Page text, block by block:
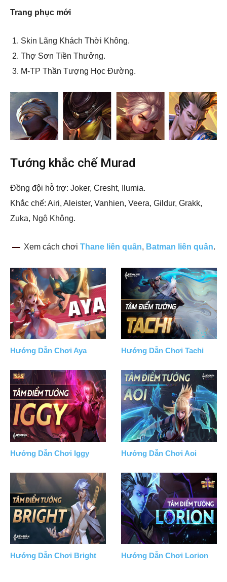
Trang phục mới
Skin Lãng Khách Thời Không.
Thợ Sơn Tiền Thưởng.
M-TP Thần Tượng Học Đường.
Tướng khắc chế Murad
Đồng đội hỗ trợ: Joker, Cresht, Ilumia.
Khắc chế: Airi, Aleister, Vanhien, Veera, Gildur, Grakk,
Zuka, Ngộ Không.
Xem cách chơi Thane liên quân, Batman liên quân.
Hướng Dẫn Chơi Aya Hướng Dẫn Chơi Tachi
Hướng Dẫn Chơi Iggy Hướng Dẫn Chơi Aoi
Hướng Dẫn Chơi Bright Hướng Dẫn Chơi Lorion